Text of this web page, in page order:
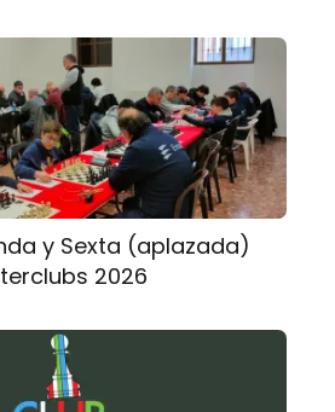
y Sexta (aplazada)
2026